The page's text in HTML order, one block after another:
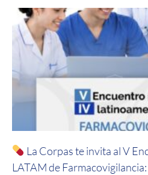
La Corpas te invita al V
LATAM de